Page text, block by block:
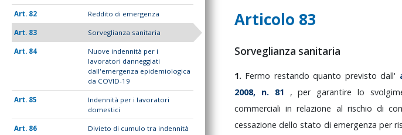
82 Reddito di emergenza
83 Sorveglianza sanitaria
84
Nuove indennità per i
lavoratori danneggiati
dall'emergenza epidemiologica
da COVID-19
85
Indennità per i lavoratori
domestici
86 Divieto di cumulo tra indennità
Articolo 83
Sorveglianza sanitaria
1. Fermo restandoquanto previstodall'
2008, n. 81 ,per garantirelo
commercialiinrelazione al rischiodi
cessazionedellostato di emergenzaper